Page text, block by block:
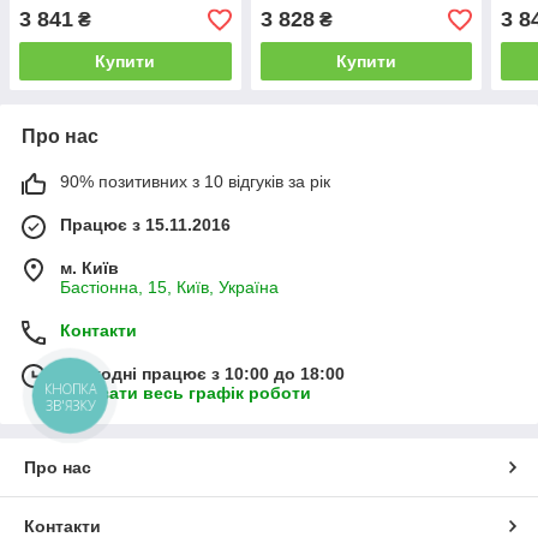
3 841 ₴
Купити
3 828₴
Купити
3
Про нас
90% позитивних з 10 відгуків за рік
Працює з 15.11.2016
м. Київ
Бастіонна, 15, Київ, Україна
Контакти
Сьогодні працює з 10:00 до 18:00
Показати весь графік роботи
Про нас
Контакти
КНОПКА
ЗВ'ЯЗКУ